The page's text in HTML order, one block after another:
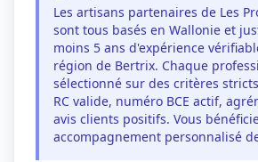
Les artisans partenaires de Les
sont tous basés en Wallonie et
moins 5 ans d'expérience
région de Bertrix. Chaque
sélectionné sur des critères
RC valide, numéro BCE actif,
avis clients positifs. Vous
accompagnement personnalisé